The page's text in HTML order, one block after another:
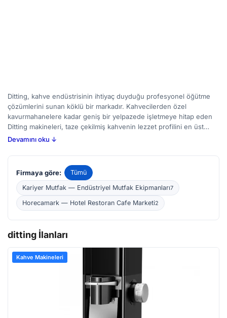
Ditting, kahve endüstrisinin ihtiyaç duyduğu profesyonel öğütme
çözümlerini sunan köklü bir markadır. Kahvecilerden özel
kavurmahanelere kadar geniş bir yelpazede işletmeye hitap eden
Ditting makineleri, taze çekilmiş kahvenin lezzet profilini en üst
düzeye çıkarmak için tasarlanmıştır. Bu ekipmanlar, ev tipi
ölçekli üretim tesislerinde sıklıkla görülür; öğütme ayarlarının
hassasiyeti ve dayanıklılığı dikkat edilmesi gereken temel
özelliklerdir. BirMakine'de bulunan Ditting ilanlarını inceleyerek,
yeni veya ikinci el seçenekleri arasında karşılaştırma yapabilir,
işletmenizin ihtiyaçlarına en uygun modeli bulabilirsiniz. Kahve
kalitesini yükseltmek isteyen herkes için, doğru öğütme makinesi
seçimi bir yatırım olarak değerlendirilmelidir.
Devamını oku ↓
Firmaya göre:
Tümü
Kariyer Mutfak — Endüstriyel Mutfak Ekipmanları7
Horecamark — Hotel Restoran Cafe Marketi2
ditting İlanları
Kahve Makineleri